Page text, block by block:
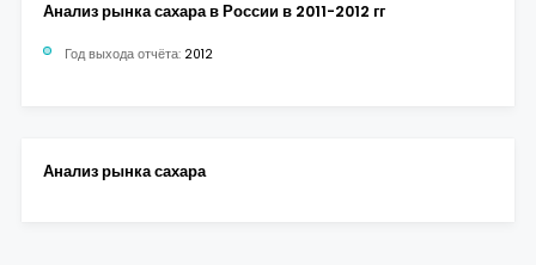
Анализ рынка сахара в России в 2011-2012 гг
Год выхода отчёта: 2012
Анализ рынка сахара